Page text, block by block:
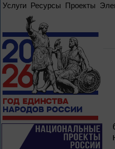
Услуги Ресурсы Проекты